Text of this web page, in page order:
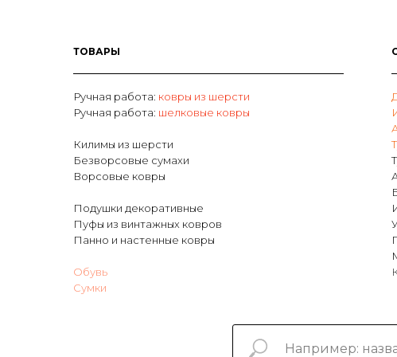
ТОВАРЫ
Ручная работа: ковры из шерсти
Ручная работа: шелковые ковры
Килимы из шерсти
Безворсовые сумахи
Ворсовые ковры
Подушки декоративные
Пуфы из винтажных ковров
Панно и настенные ковры
Обувь
Сумки